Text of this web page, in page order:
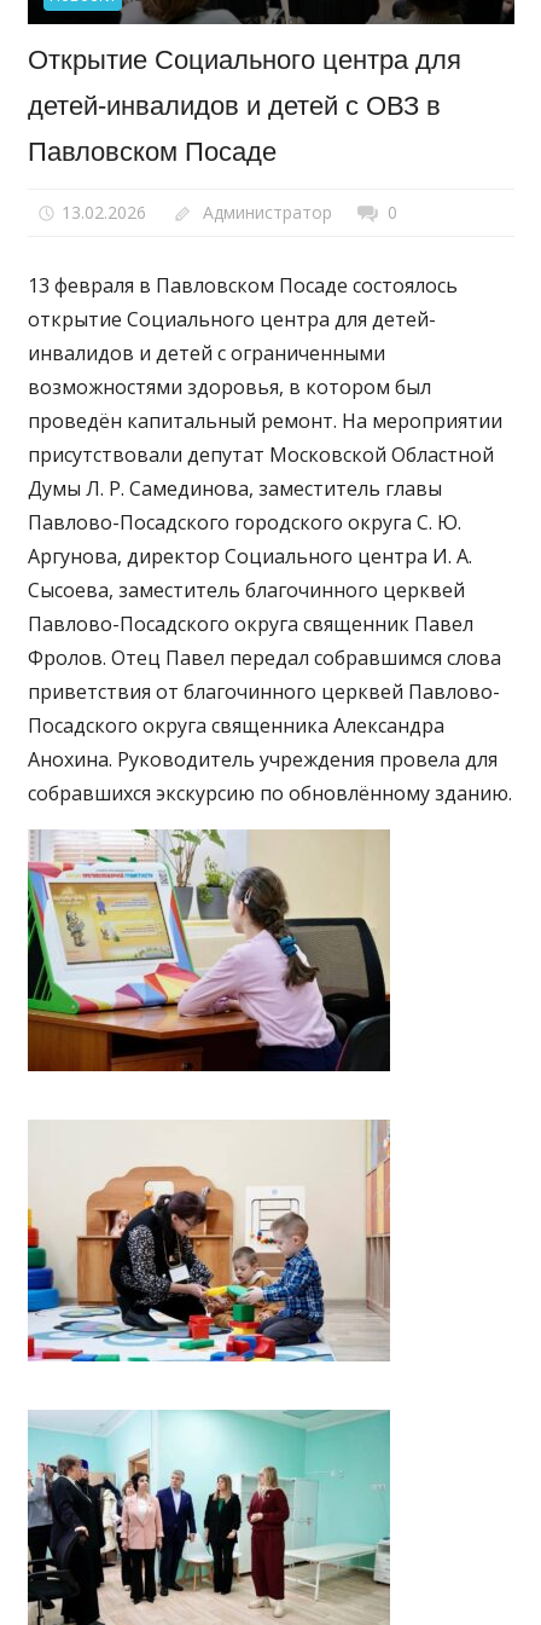
Открытие Социального центра для
детей-инвалидов и детей с ОВЗ в
Павловском Посаде
13.02.2026 Администратор 0
13 февраля в Павловском Посаде состоялось
открытие Социального центра для детей-
инвалидов и детей с ограниченными
возможностями здоровья, в котором был
проведён капитальный ремонт. На мероприятии
присутствовали депутат Московской Областной
Думы Л. Р. Самединова, заместитель главы
Павлово-Посадского городского округа С. Ю.
Аргунова, директор Социального центра И. А.
Сысоева, заместитель благочинного церквей
Павлово-Посадского округа священник Павел
Фролов. Отец Павел передал собравшимся слова
приветствия от благочинного церквей Павлово-
Посадского округа священника Александра
Анохина. Руководитель учреждения провела для
собравшихся экскурсию по обновлённому зданию.